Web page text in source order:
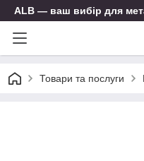
ALB — ваш вибір для
Товари та послуги